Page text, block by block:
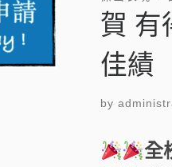
賀 有
佳績
by
全